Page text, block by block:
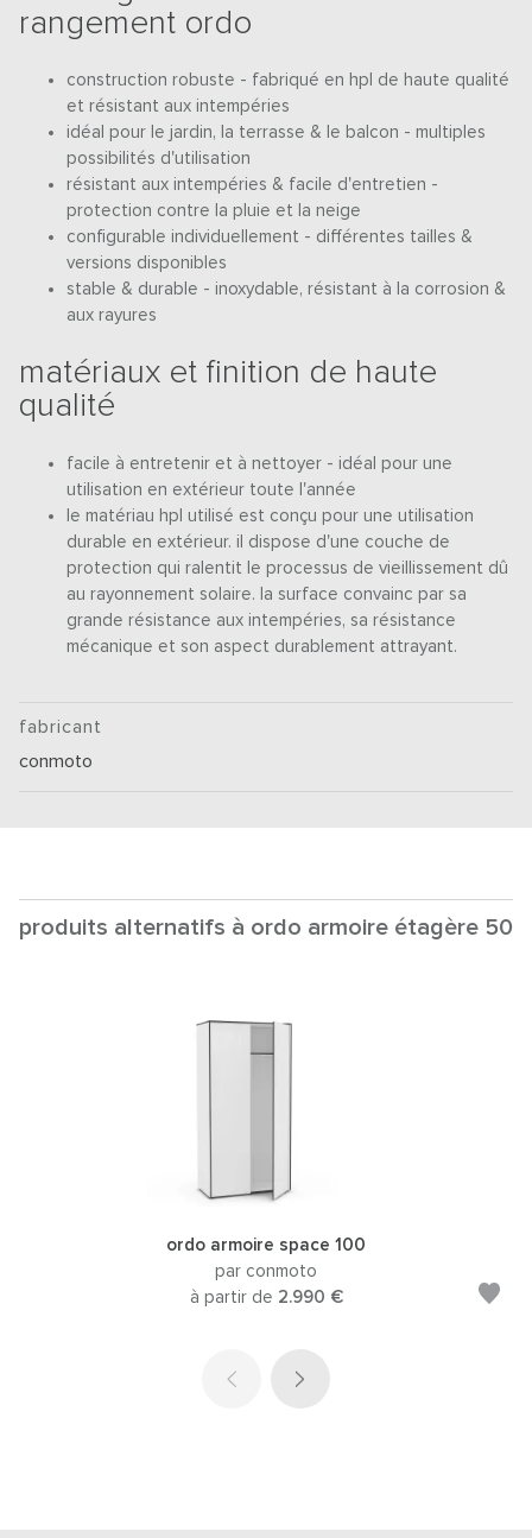
rangement ordo
construction robuste - fabriqué en hpl de haute qualité
et résistant aux intempéries
idéal pour le jardin, la terrasse & le balcon - multiples
possibilités d'utilisation
résistant aux intempéries & facile d'entretien -
protection contre la pluie et la neige
configurable individuellement - différentes tailles &
versions disponibles
stable & durable - inoxydable, résistant à la corrosion &
aux rayures
matériaux et finition de haute
qualité
facile à entretenir et à nettoyer - idéal pour une
utilisation en extérieur toute l'année
le matériau hpl utilisé est conçu pour une utilisation
durable en extérieur. il dispose d'une couche de
protection qui ralentit le processus de vieillissement dû
au rayonnement solaire. la surface convainc par sa
grande résistance aux intempéries, sa résistance
mécanique et son aspect durablement attrayant.
fabricant
conmoto
produits alternatifs à ordo armoire étagère 50
ordo armoire space 100
par conmoto
à partir de 2.990 €